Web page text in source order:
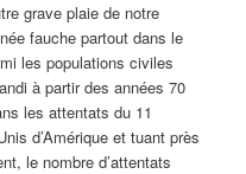
grave plaie de notre
fauche partout dans le
les populations civiles
à partir des années 70
les attentats du 11
d’Amérique et tuant près
le nombre d’attentats